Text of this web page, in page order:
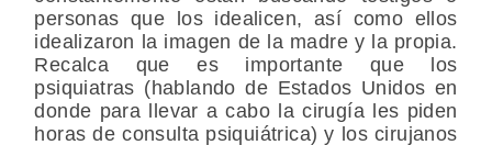
personas que los idealicen, así como ellos
idealizaron la imagen de la madre y la propia.
Recalca que es importante que los
psiquiatras (hablando de Estados Unidos en
donde para llevar a cabo la cirugía les piden
horas de consulta psiquiátrica) y los cirujanos